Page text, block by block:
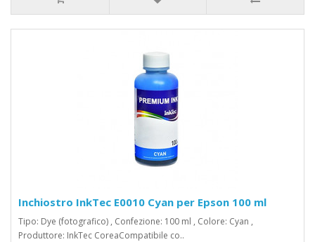
Inchiostro InkTec E0010 Cyan per Epson 100 ml
Tipo: Dye (fotografico) , Confezione: 100 ml , Colore: Cyan ,
Produttore: InkTec CoreaCompatibile co..